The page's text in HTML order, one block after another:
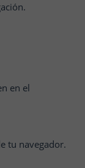
en el
tu navegador.